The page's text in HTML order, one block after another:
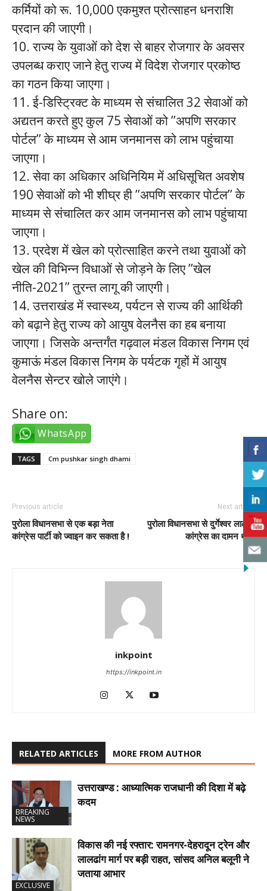
कर्मियों को रू. 10,000 एकमुश्त प्रोत्साहन धनराशि
प्रदान की जाएगी।
10. राज्य के युवाओं को देश से बाहर रोजगार के अवसर
उपलब्ध कराए जाने हेतु राज्य में विदेश रोजगार प्रकोष्ठ
का गठन किया जाएगा।
11. ई-डिस्ट्रिक्ट के माध्यम से संचालित 32 सेवाओं को
अद्यतन करते हुए कुल 75 सेवाओं को ’’अपणि सरकार
पोर्टल’’ के माध्यम से आम जनमानस को लाभ पहुंचाया
जाएगा।
12. सेवा का अधिकार अधिनियिम में अधिसूचित अवशेष
190 सेवाओं को भी शीघ्र ही ’’अपणि सरकार पोर्टल’’ के
माध्यम से संचालित कर आम जनमानस को लाभ पहुंचाया
जाएगा।
13. प्रदेश में खेल को प्रोत्साहित करने तथा युवाओं को
खेल की विभिन्न विधाओं से जोड़ने के लिए ’’खेल
नीति-2021’’ तुरन्त लागू की जाएगी।
14. उत्तराखंड में स्वास्थ्य, पर्यटन से राज्य की आर्थिकी
को बढ़ाने हेतु राज्य को आयुष वेलनैस का हब बनाया
जाएगा। जिसके अन्तर्गंत गढ़वाल मंडल विकास निगम एवं
कुमाऊं मंडल विकास निगम के पर्यटक गृहों में आयुष
वेलनैस सेन्टर खोले जाएंगे।
Share on:
WhatsApp
TAGS Cm pushkar singh dhami
Previous article
पुरोला विधानसभा से एक बड़ा नेता
कांग्रेस पार्टी को ज्वाइन कर सकता है !
Next article
पुरोला विधानसभा से दुर्गेश्वर लाल ने
कांग्रेस का दामन थामा
inkpoint
https://inkpoint.in
RELATED ARTICLES MORE FROM AUTHOR
BREAKING
NEWS
उत्तराखण्ड : आध्यात्मिक राजधानी की दिशा में बढ़े
कदम
EXCLUSIVE
विकास की नई रफ्तार: रामनगर-देहरादून ट्रेन और
लालढांग मार्ग पर बड़ी राहत, सांसद अनिल बलूनी ने
जताया आभार